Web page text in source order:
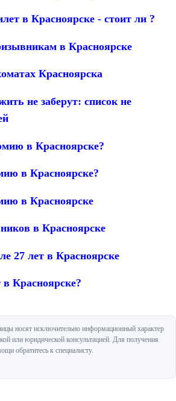
в Красноярске - стоит ли ?
в Красноярске
Красноярска
не заберут: список не
в Красноярске?
в Красноярске?
в Красноярске
в Красноярске
27 лет в Красноярске
Красноярске?
носят исключительно информационный характер
или юридической консультацией. Для получения
обратитесь к специалисту.